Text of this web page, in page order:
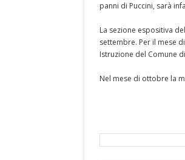
panni di Puccini, sarà
La sezione espositiva
settembre. Per il mese
Istruzione del Comune
Nel mese di ottobre la